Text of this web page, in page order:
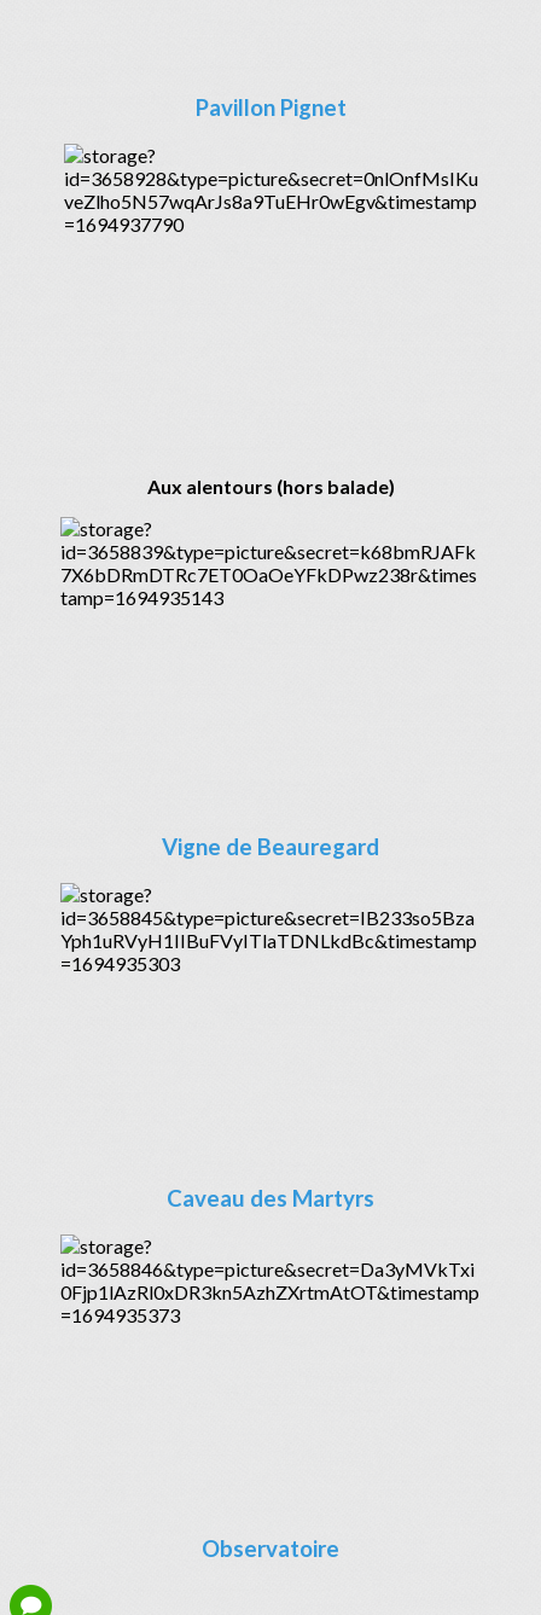
Pavillon Pignet
Aux alentours (hors balade)
Vigne de Beauregard
Caveau des Martyrs
Observatoire